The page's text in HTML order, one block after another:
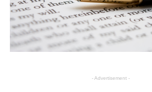
- Advertisement -